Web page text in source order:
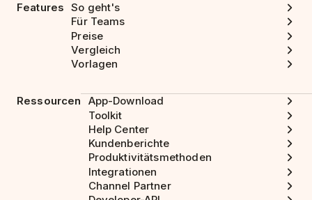
Features So geht's
Für Teams
Preise
Vergleich
Vorlagen
Ressourcen
App-Download
Toolkit
Help Center
Kundenberichte
Produktivitätsmethoden
Integrationen
Channel Partner